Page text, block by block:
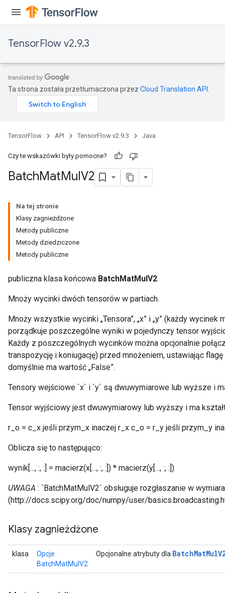
TensorFlow v2.9.3
Ta strona została przetłumaczona przez Cloud Translation API
TensorFlow API TensorFlow v2.9.3 Java
Czy te wskazówki były pomocne?
BatchMatMulV2
Na tej stronie
Klasy zagnieżdżone
Metody publiczne
Metody dziedziczone
Metody publiczne
publiczna klasa końcowa BatchMatMulV2
Mnoży wycinki dwóch tensorów w partiach.
Mnoży wszystkie wycinki „Tensora”, „x” i „y” (każdy
porządkuje poszczególne wyniki w pojedynczy tensor
Każdy z poszczególnych wycinków można opcjonalnie
transpozycję i koniugację) przed mnożeniem, ustawiając flagę
domyślnie ma wartość „False”.
Tensory wejściowe `x` i `y` są dwuwymiarowe lub wyższe i
Tensor wyjściowy jest dwuwymiarowy lub wyższy i ma kształt
r_o = c_x jeśli przym_x inaczej r_x c_o = r_y jeśli przym_y
Oblicza się to następująco:
wynik[..., :, :] = macierz(x[..., :, :]) * macierz(y[..., :, :])
UWAGA : `BatchMatMulV2` obsługuje rozgłaszanie w
(http://docs.scipy.org/doc/numpy/user/
Klasy zagnieżdżone
klasa
Opcje
BatchMatMulV2
Opcjonalne atrybuty dla BatchMatMul